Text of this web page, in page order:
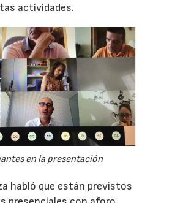
actividades.
en la presentación
habló que están previstos